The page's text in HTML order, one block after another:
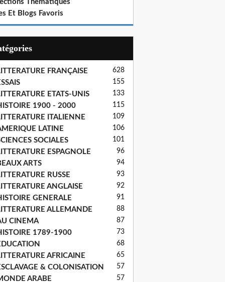
Thematiques
Et Blogs Favoris
FRANÇAISE 628
155
ETATS-UNIS 133
1900 - 2000 115
ITALIENNE 109
LATINE 106
SOCIALES 101
ESPAGNOLE 96
ARTS 94
RUSSE 93
ANGLAISE 92
GENERALE 91
ALLEMANDE 88
CINEMA 87
1789-1900 73
68
AFRICAINE 65
& COLONISATION 57
ARABE 57